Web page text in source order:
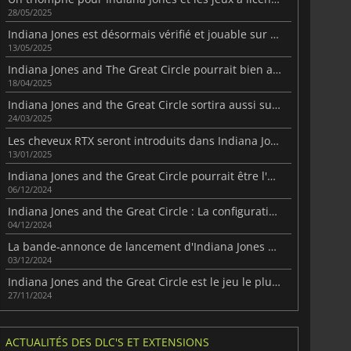
28/05/2025
Indiana Jones est désormais vérifié et jouable sur Steam Deck
13/05/2025
Indiana Jones and The Great Circle pourrait bien avoir une suite à venir
18/04/2025
Indiana Jones and the Great Circle sortira aussi sur PlayStation 5 le 17 avril
24/03/2025
Les cheveux RTX seront introduits dans Indiana Jones et le Grand Cercle
13/01/2025
Indiana Jones and the Great Circle pourrait être l'un des meilleurs jeux de 2024
06/12/2024
Indiana Jones and the Great Circle : La configuration requise pour PC révélée
04/12/2024
La bande-annonce de lancement d'Indiana Jones and the Great Circle est disponible
03/12/2024
Indiana Jones and the Great Circle est le jeu le plus long de MachineGames à ce jour
27/11/2024
ACTUALITÉS DES DLC'S ET EXTENSIONS